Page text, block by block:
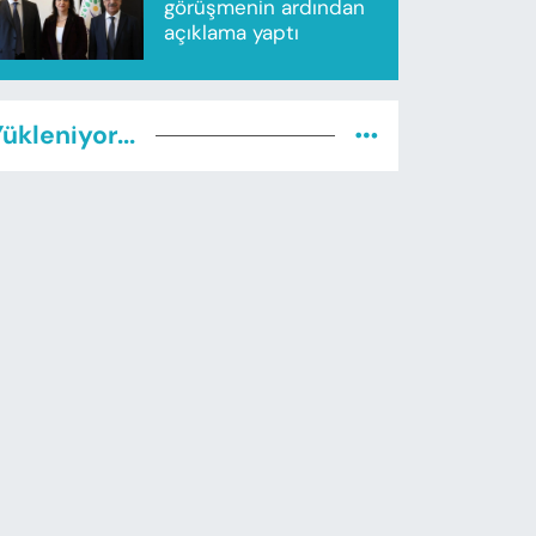
görüşmenin ardından
açıklama yaptı